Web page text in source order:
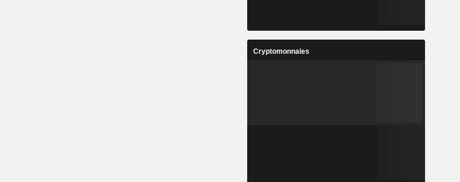
Cryptomonnaies